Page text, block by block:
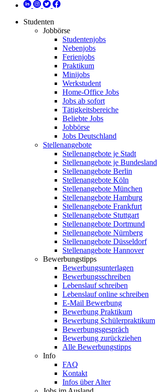
Studenten
Jobbörse
Studentenjobs
Nebenjobs
Ferienjobs
Praktikum
Minijobs
Werkstudent
Home-Office Jobs
Jobs ab sofort
Tätigkeitsbereiche
Beliebte Jobs
Jobbörse
Jobs Deutschland
Stellenangebote
Stellenangebote je Stadt
Stellenangebote je Bundesland
Stellenangebote Berlin
Stellenangebote Köln
Stellenangebote München
Stellenangebote Hamburg
Stellenangebote Frankfurt
Stellenangebote Stuttgart
Stellenangebote Dortmund
Stellenangebote Nürnberg
Stellenangebote Düsseldorf
Stellenangebote Hannover
Bewerbungstipps
Bewerbungsunterlagen
Bewerbungsschreiben
Lebenslauf schreiben
Lebenslauf online schreiben
E-Mail Bewerbung
Bewerbung Praktikum
Bewerbung Schülerpraktikum
Bewerbungsgespräch
Bewerbung zurückziehen
Alle Bewerbungstipps
Info
FAQ
Kontakt
Infos über Alter